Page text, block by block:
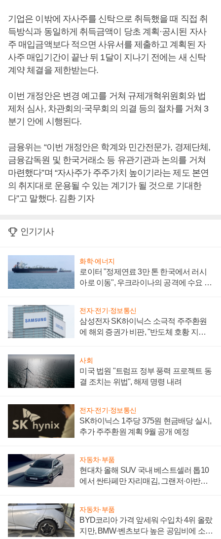
기업은 이밖에 자사주를 신탁으로 취득했을 때 직접 취
득방식과 동일하게 취득금액이 당초 계획·공시된 자사
주 매입금액보다 적으면 사유서를 제출하고 계획된 자
사주 매입기간이 끝난 뒤 1달이 지나기 전에는 새 신탁
계약 체결을 제한받는다.
이번 개정안은 변경 예고를 거쳐 규제개혁위원회와 법
제처 심사, 차관회의·국무회의 의결 등의 절차를 거쳐 3
분기 안에 시행된다.
금융위는 “이번 개정안은 학계와 민간전문가, 경제단체,
금융감독원 및 한국거래소 등 유관기관과 논의를 거쳐
마련했다”며 “자사주가 주주가치 높이기라는 제도 본연
의 취지대로 운용될 수 있는 계기가 될 것으로 기대한
다”고 말했다. 김환 기자
인기기사
화학·에너지
로이터 "정제연료 3만 톤 한국에서 러시
아로 이동", 우크라이나의 공격에 수요 늘
전자·전기·정보통신
삼성전자 SK하이닉스 소극적 주주환원
에 해외 증권가 비판, "반도체 호황 지속
사회
미국 법원 "트럼프 정부 풍력 프로젝트 동
결 조치는 위법", 해제 명령 내려
전자·전기·정보통신
SK하이닉스 1주당 375원 현금배당 실시,
추가 주주환원 계획 9월 공개 예정
자동차·부품
현대차 올해 SUV 국내 베스트셀러 톱10
에서 싼타페만 자리매김, 그랜저·아반떼
자동차·부품
BYD코리아 가격 앞세워 수입차 4위 올랐
지만, BMW·벤츠보다 높은 공임비에 소비